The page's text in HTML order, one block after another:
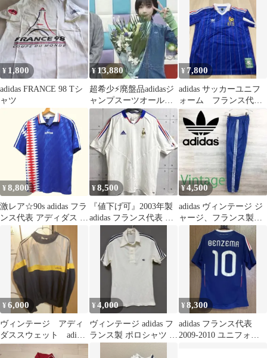
ォーム
¥ 1,800
adidas FRANCE 98 Tシ
ャツ
¥ 13,880
超希少⚡廃盤品adidasジ
ャンプスーツオールイ
ンワン あのちゃん
NiziUマヤ
¥ 7,800
adidas サッカーユニフ
ォーム フランス代
表 w杯限定 サイズ:S
¥8,800
激レア☆90s adidas フラ
ンス代表 アディダス デ
サント製 ホーム用 ゲー
ムシャツ 半袖 ポロシャ
ツ 日本製 メンズ レプ
リカユニフォーム
¥8,500
『値下げ可』2003年製
adidas フランス代表 ユ
ニフォーム archive
¥4,500
adidas ヴィンテージ ジ
ャージ、フランス製、
アディダス古着
¥6,000
ヴィンテージ アディ
ダススウェット adidas
70s フランス製
¥4,000
ヴィンテージ adidas フ
ランス製 ポロシャツ M
¥8,300
adidas フランス代表
2009-2010 ユニフォー